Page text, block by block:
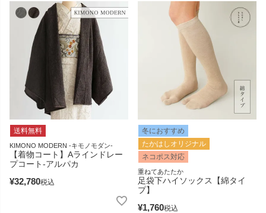
送料無料
KIMONO MODERN -キモノモダン-
【着物コート】Aラインドレー
プコート-アルパカ
¥32,780税込
冬におすすめ
たかはしオリジナル
ネコポス対応
重ねてあたたか
足袋下ハイソックス【綿タイ
プ】
¥1,760税込